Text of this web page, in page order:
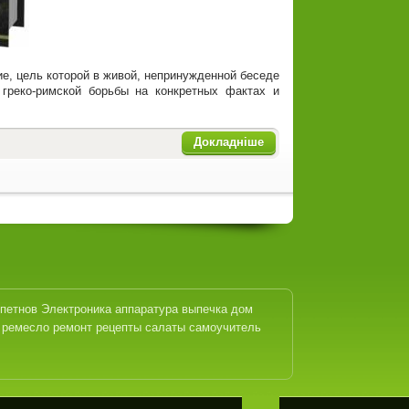
цель которой в живой, непринужденной беседе
римской борьбы на конкретных фактах и
Докладніше
Электроника аппаратура выпечка дом
ремесло ремонт рецепты салаты самоучитель